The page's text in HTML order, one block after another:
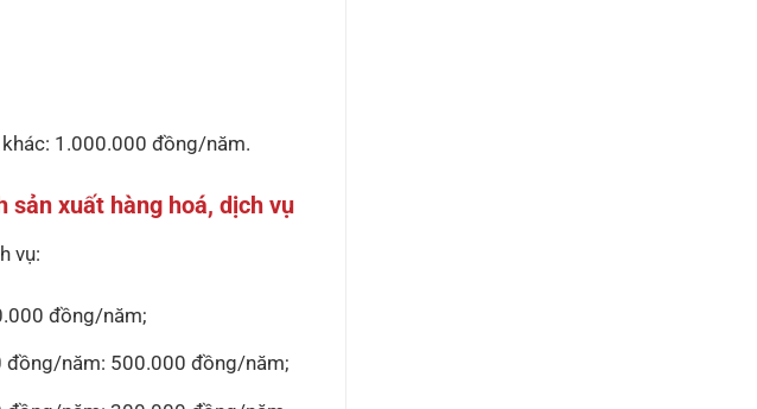
1.000.000 đồng/năm.
xuất hàng hoá, dịch vụ
vụ:
đồng/năm;
đồng/năm: 500.000 đồng/năm;